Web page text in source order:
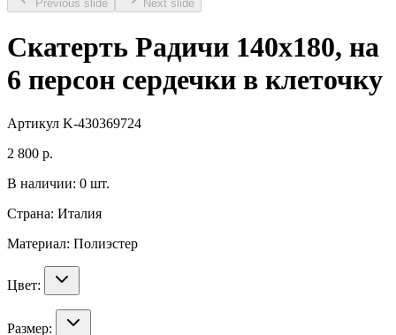
Previous slide Next slide
Скатерть Радичи 140х180, на
6 персон сердечки в клеточку
Артикул K-430369724
2 800 р.
В наличии: 0 шт.
Страна: Италия
Материал: Полиэстер
Цвет:
Размер: